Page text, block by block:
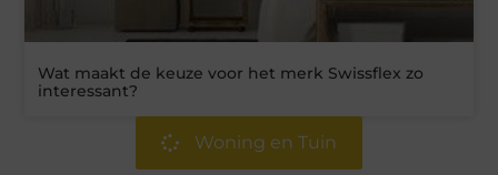
Wat maakt de keuze voor het merk Swissflex zo
interessant?
Woning en Tuin